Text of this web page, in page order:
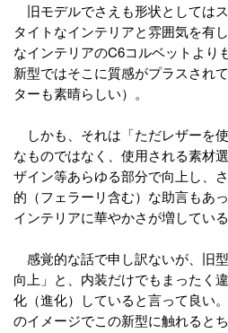
旧モデルでさえも形状としては
タイトなインテリアと雰囲気を有
なインテリアのC6コルベットより
新型ではそこに質感がプラスされ
ターも素晴らしい）。
しかも、それは「ただレザーを
なものではなく、使用される素材
ザイン等あらゆる部分で向上し、
的（フェラーリ含む）な助言もあ
インテリアに華やかさが増している
感覚的な話で申し訳ないが、旧
向上」と、内装だけでもまったく
化（進化）していると言って良い
のイメージでこの新型に触れると